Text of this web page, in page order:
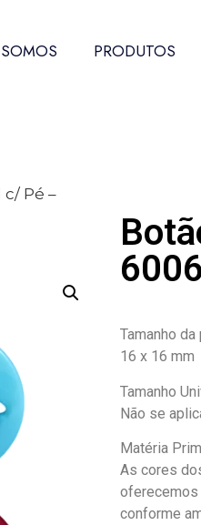
PRODUTOS
Pé –
Tamanho da
16 x 16 mm
Tamanho
Não se
Matéria
As cores
conforme